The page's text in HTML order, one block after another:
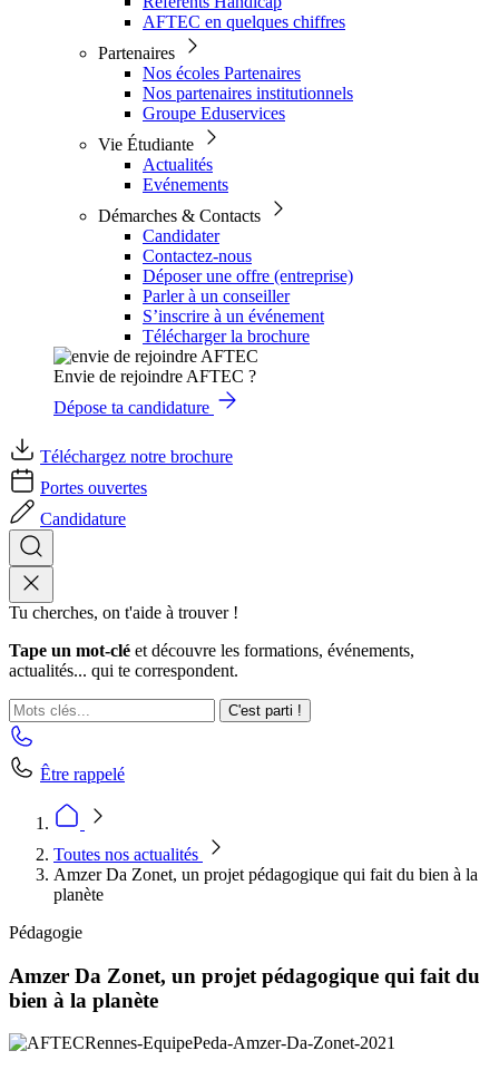
AFTEC en quelques chiffres
Partenaires
Nos écoles Partenaires
Nos partenaires institutionnels
Groupe Eduservices
Vie Étudiante
Actualités
Evénements
Démarches & Contacts
Candidater
Contactez-nous
Déposer une offre (entreprise)
Parler à un conseiller
S’inscrire à un événement
Télécharger la brochure
Envie de rejoindre AFTEC ?
Dépose ta candidature
Téléchargez notre brochure
Portes ouvertes
Candidature
Tu cherches, on t'aide à trouver !
Tape un mot-clé et découvre les formations, événements,
actualités... qui te correspondent.
C'est parti !
Être rappelé
Toutes nos actualités
Amzer Da Zonet, un projet pédagogique qui fait du bien à la
planète
Pédagogie
Amzer Da Zonet, un projet pédagogique qui fait du
bien à la planète